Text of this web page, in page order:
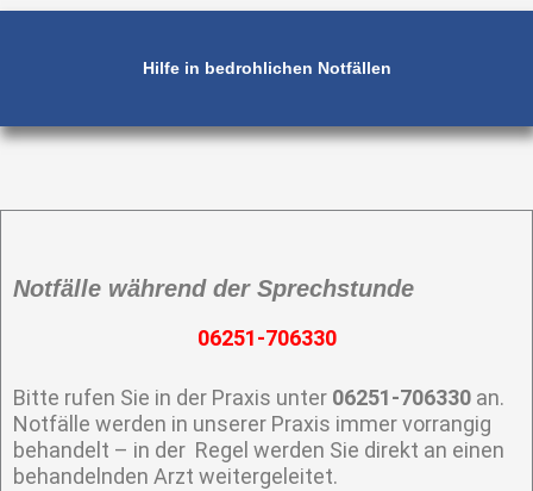
Hilfe in bedrohlichen Notfällen
Notfälle während der Sprechstunde
06251-706330
Bitte rufen Sie in der Praxis unter 06251-706330 an.
Notfälle werden in unserer Praxis immer vorrangig
behandelt – in der Regel werden Sie direkt an einen
behandelnden Arzt weitergeleitet.